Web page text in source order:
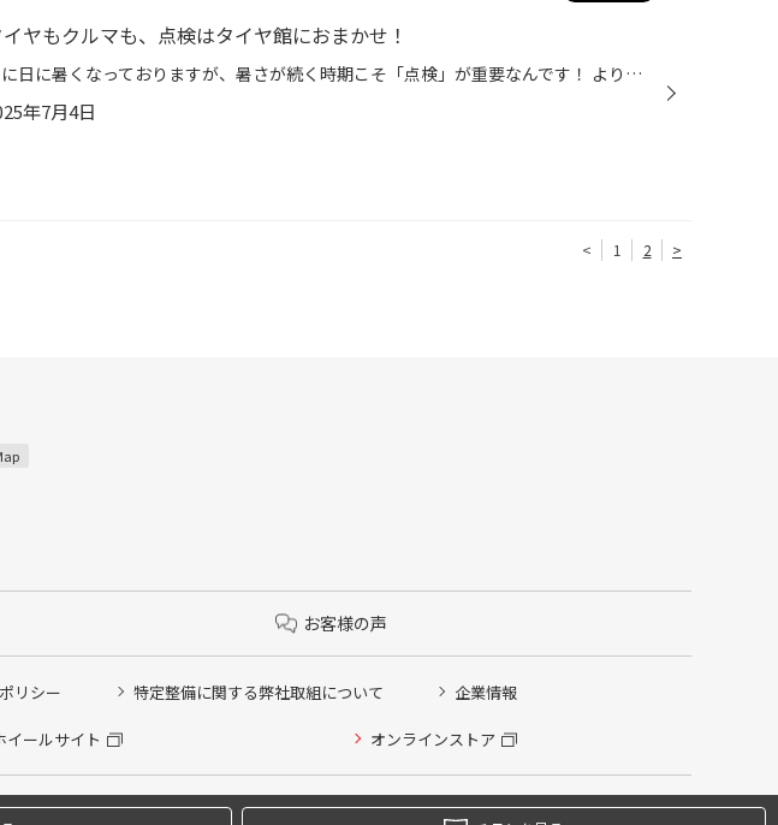
ヤもクルマも、点検はタイヤ館におまかせ！
日に日に暑くなっておりますが、暑さが続く時期こそ「点検」が重要なんです！ より長く、より良い状態で、ご使用頂くために、タイヤ点検をおススメしております。 夏、猛暑こそ「タイヤ点検」、タイヤの空気圧をしっかりチェック！ おクルマの重さを支えるタイヤには、空気が入っているため、 暑さ...
年7月4日
< 1 2 >
お客様の声
リシー 特定整備に関する弊社取組について 企業情報
イールサイト オンラインストア
All rights Reserved.
ください